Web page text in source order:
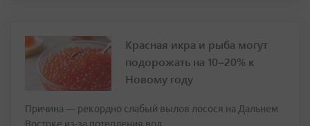
Красная икра и рыба могут
подорожать на 10–20% к
Новому году
Причина — рекордно слабый вылов лосося на Дальнем